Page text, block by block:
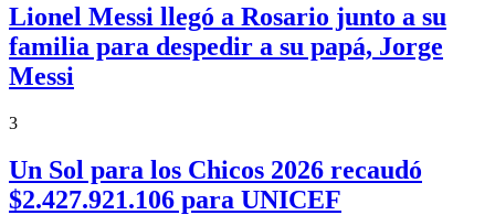
Lionel Messi llegó a Rosario junto a su
familia para despedir a su papá, Jorge
Messi
3
Un Sol para los Chicos 2026 recaudó
$2.427.921.106 para UNICEF